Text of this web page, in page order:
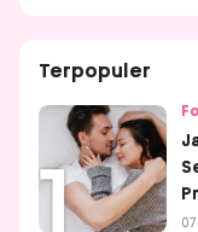
Terpopuler